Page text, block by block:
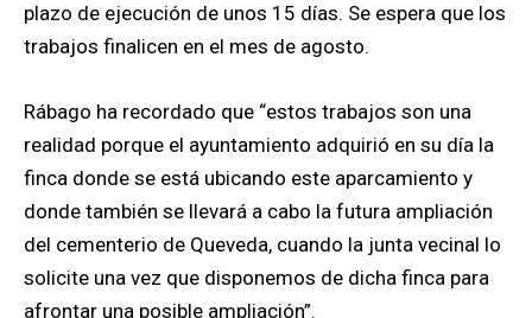
plazo de ejecución de unos 15 días. Se espera que los
trabajos finalicen en el mes de agosto.
Rábago ha recordado que “estos trabajos son una
realidad porque el ayuntamiento adquirió en su día la
finca donde se está ubicando este aparcamiento y
donde también se llevará a cabo la futura ampliación
del cementerio de Queveda, cuando la junta vecinal lo
solicite una vez que disponemos de dicha finca para
afrontar una posible ampliación”.